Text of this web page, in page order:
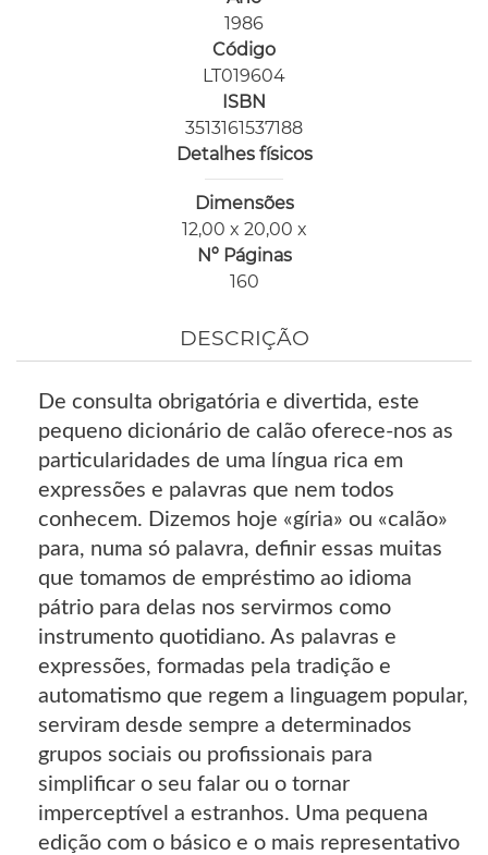
1986
Código
LT019604
ISBN
3513161537188
Detalhes físicos
Dimensões
12,00 x 20,00 x
Nº Páginas
160
DESCRIÇÃO
De consulta obrigatória e divertida, este
pequeno dicionário de calão oferece-nos as
particularidades de uma língua rica em
expressões e palavras que nem todos
conhecem. Dizemos hoje «gíria» ou «calão»
para, numa só palavra, definir essas muitas
que tomamos de empréstimo ao idioma
pátrio para delas nos servirmos como
instrumento quotidiano. As palavras e
expressões, formadas pela tradição e
automatismo que regem a linguagem popular,
serviram desde sempre a determinados
grupos sociais ou profissionais para
simplificar o seu falar ou o tornar
imperceptível a estranhos. Uma pequena
edição com o básico e o mais representativo